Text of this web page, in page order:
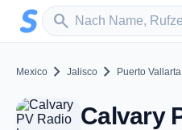
Zum Hauptinhalt springen
search
Sender suchen
Mexico chevron_right Jalisco chevron_right Puerto Vallarta